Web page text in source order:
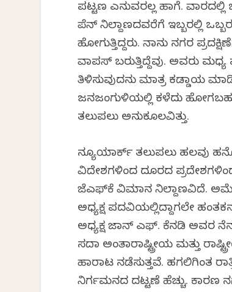
ಪಟ್ಟಣ ಎನ್ನುವರಲ್ಲ ಹಾಗೆ.
ಪೆನ್ ನಿಲ್ದಾಣದವರೆಗೆ ಇಬ್ಬರಲ್ಲಿ
ಹೋಗುತ್ತಿದ್ದರು. ನಾನು ನಗರ
ವಾಪಸ್‌ ಬರುತ್ತಿದ್ದೆವು. ಅವರು
ತಿಳಿಸುವುದನ್ನು ಮಾತ್ರ ಕಡ್ಡಾಯ
ಜನಜಂಗುಳಿಯಲ್ಲಿ ಕಳೆದು
ತಲುಪಲು ಅನುಕೂಲವಿತ್ತು.
ನ್ಯೂಯಾರ್ಕ್‌ ತಲುಪಲು ಹಲವು
ವಿದೇಶಗಳಿಂದ ದೂರದ
ಜೆಎಫ್‌ಕೆ ವಿಮಾನ ನಿಲ್ದಾಣವಿದೆ.
ಅಧ್ಯಕ್ಷ ಪದವಿಯಲ್ಲಿದ್ದಾಗಲೇ
ಅಧ್ಯಕ್ಷ ಜಾನ್‌ ಎಫ್‌. ಕೆನಡಿ ಅವರ
ಸದಾ ಅಂತಾರಾಷ್ಟ್ರೀಯ ಮತ್ತು
ಹಾರಾಟ ನಡೆಸುತ್ತವೆ. ಹಗಲಿಗಿಂತ
ನಿರ್ಗಮನದ ದಟ್ಟಣೆ ಹೆಚ್ಚು. ಕಾರಣ